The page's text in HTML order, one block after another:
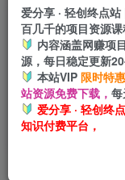
加入会员享受权益福
爱分享 · 轻创终点
百几千的项目资源
内容涵盖网赚项
源，每日稳定更新
本站VIP 限时特
站资源免费下载， 每
爱分享 · 轻创终
知识付费平台，